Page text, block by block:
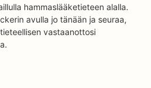
hammaslääketieteen alalla.
avulla jo tänään ja seuraa,
vastaanottosi